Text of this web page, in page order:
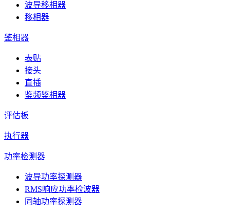
波导移相器
移相器
鉴相器
表贴
接头
直插
鉴频鉴相器
评估板
执行器
功率检测器
波导功率探测器
RMS响应功率检波器
同轴功率探测器